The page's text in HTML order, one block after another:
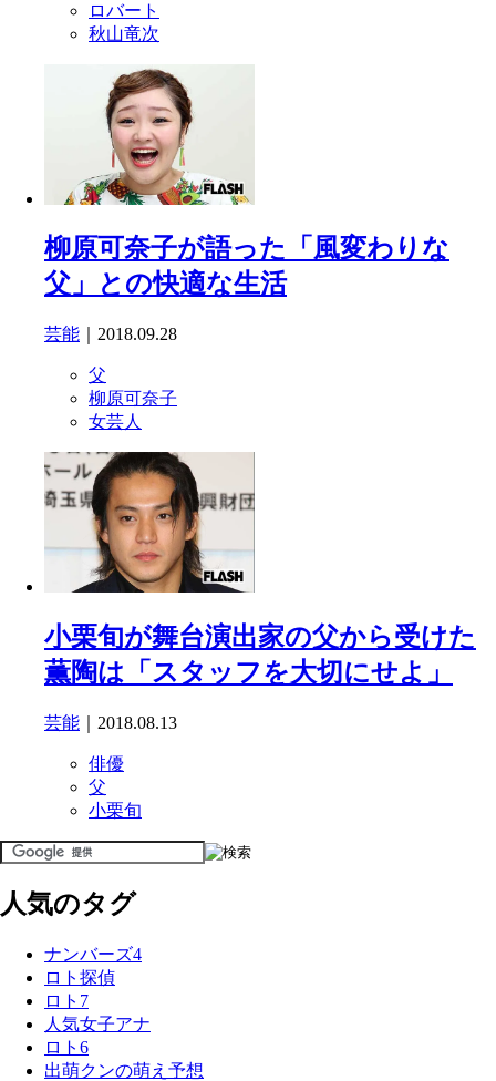
ロバート
秋山竜次
柳原可奈子が語った「風変わりな
父」との快適な生活
芸能 ｜2018.09.28
父
柳原可奈子
女芸人
小栗旬が舞台演出家の父から受けた
薫陶は「スタッフを大切にせよ」
芸能 ｜2018.08.13
俳優
父
小栗旬
人気のタグ
ナンバーズ4
ロト探偵
ロト7
人気女子アナ
ロト6
出萌クンの萌え予想